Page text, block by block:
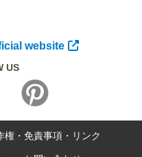
website
US
権・免責事項・リンク